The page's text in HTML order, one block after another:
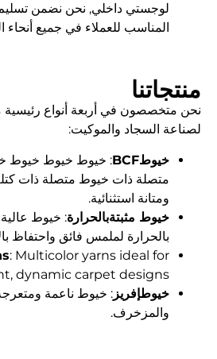
لوجستي داخلي, نحن نضمن
المناسب للعملاء في جميع أنحاء
منتجاتنا
نحن متخصصون في أربعة أنواع رئيسية
لصناعة السجاد والموكيت:
خيوطBCF
: خيوط خيوط خيوط
متصلة ذات خيوط متصلة ذات
ومتانة استثنائية.
خيوط مثبتةبالحرارة: خيوط عالية
بالحرارة لملمس فائق واحتفاظ
: Multicolor yarns ideal for
dynamic carpet designs.
خيوطإفريز : خيوط ناعمة ومتعرجة
والمزخرف.